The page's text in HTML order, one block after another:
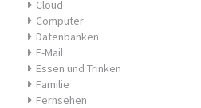
Cloud
Computer
Datenbanken
E-Mail
Essen und Trinken
Familie
Fernsehen